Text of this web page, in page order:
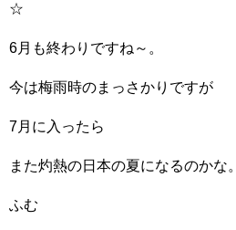
☆
6月も終わりですね～。
今は梅雨時のまっさかりですが
7月に入ったら
また灼熱の日本の夏になるのかな。
ふむ